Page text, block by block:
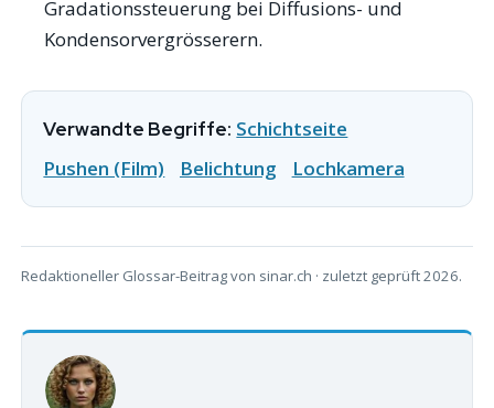
Gradationssteuerung bei Diffusions- und
Kondensorvergrösserern.
Verwandte Begriffe: Schichtseite
Pushen (Film)
Belichtung Lochkamera
Redaktioneller Glossar-Beitrag von sinar.ch · zuletzt geprüft 2026.